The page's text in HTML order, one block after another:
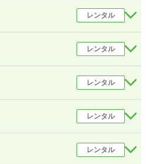
レンタル
レンタル
レンタル
レンタル
レンタル